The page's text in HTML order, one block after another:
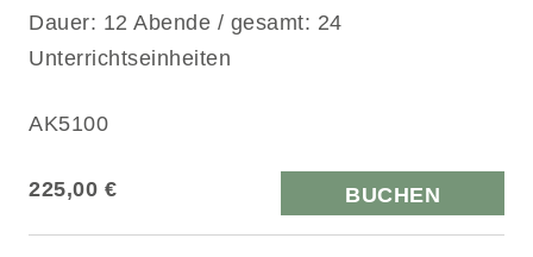
Dauer: 12 Abende / gesamt: 24
Unterrichtseinheiten
AK5100
225,00 € BUCHEN